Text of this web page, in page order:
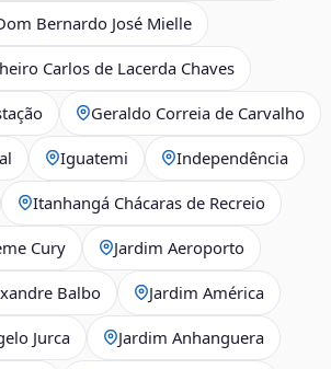
Bernardo José Mielle
Carlos de Lacerda Chaves
Geraldo Correia de Carvalho
Iguatemi Independência
Itanhangá Chácaras de Recreio
Cury Jardim Aeroporto
Balbo Jardim América
Jurca Jardim Anhanguera